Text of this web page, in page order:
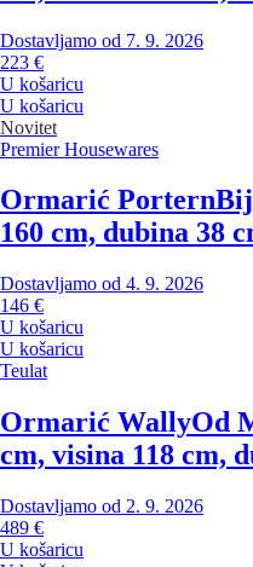
Dostavljamo od 7. 9. 2026
223 €
U košaricu
U košaricu
Novitet
Premier Housewares
Ormarić Portern
160 cm, dubina 38
Dostavljamo od 4. 9. 2026
146 €
U košaricu
U košaricu
Teulat
Ormarić WallyOd
cm, visina 118 cm,
Dostavljamo od 2. 9. 2026
489 €
U košaricu